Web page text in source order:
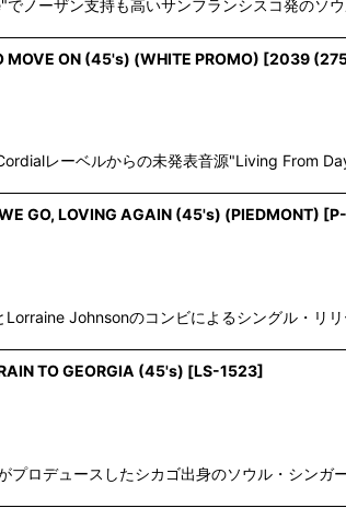
ノーザン支持も高いサンフランシスコ発のソ
MOVE ON (45's) (WHITE PROMO) [2039
レーベルからの未発表音源"Living From
GO, LOVING AGAIN (45's) (PIEDMONT) [
Johnsonのコンビによるシングル・リ
TO GEORGIA (45's) [LS-1523]
プロデュースしたシカゴ出身のソウル・シン